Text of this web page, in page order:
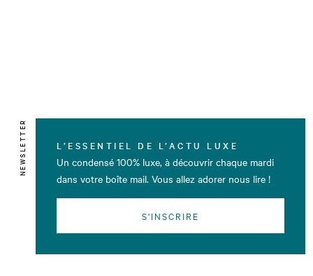
NEWSLETTER L’ESSENTIEL DE L’ACTU LUXE
Un condensé 100% luxe, à découvrir chaque mardi
dans votre boîte mail. Vous allez adorer nous lire !
S'INSCRIRE